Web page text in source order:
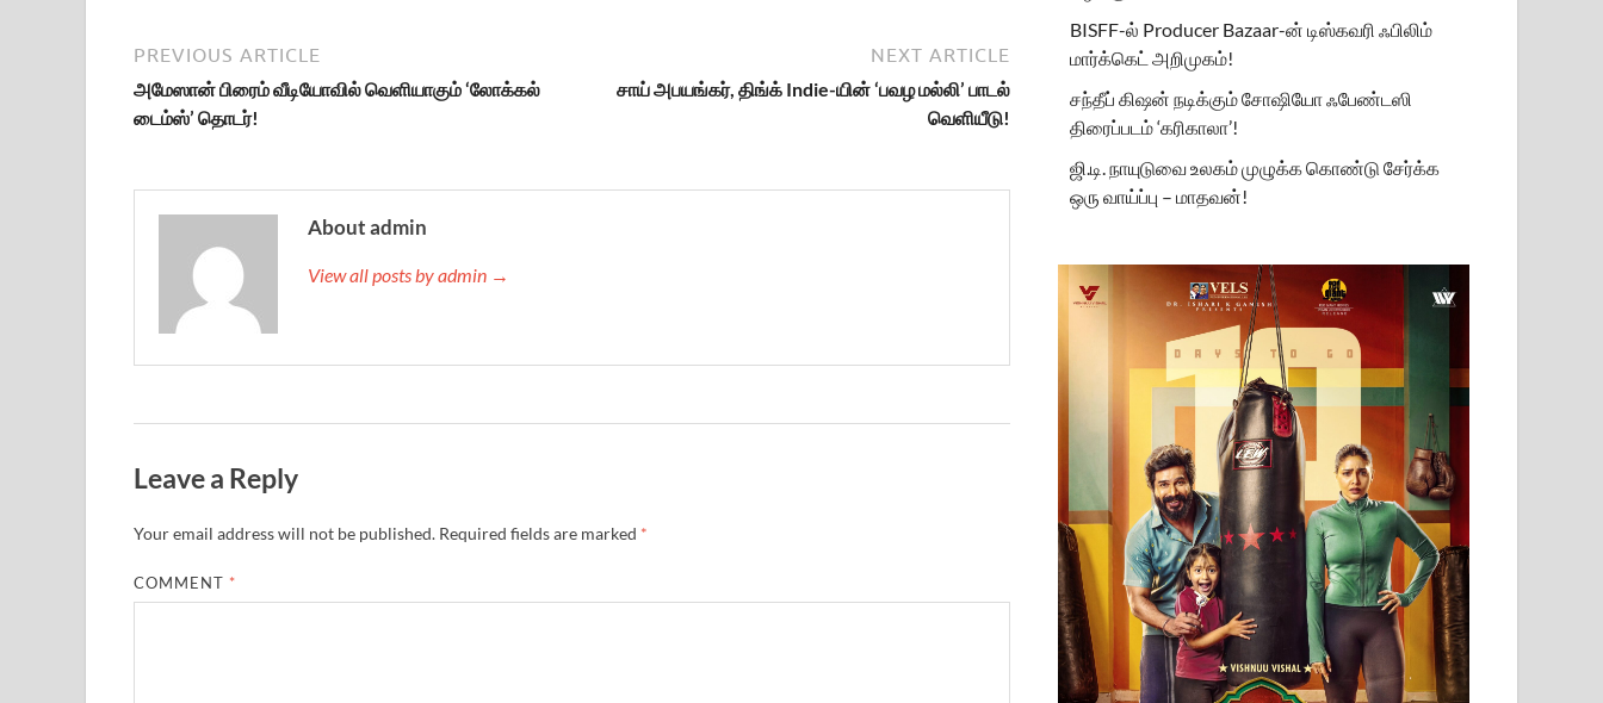
PREVIOUS ARTICLE
அமேஸான் பிரைம் வீடியோவில் வெளியாகும் ‘லோக்கல்
டைம்ஸ்’ தொடர்!
NEXT ARTICLE
சாய் அபயங்கர், திங்க் Indie-யின் ‘பவழ மல்லி’ பாடல்
வெளியீடு!
About admin
View all posts by admin →
Leave a Reply
Your email address will not be published. Required fields are marked *
COMMENT *
BISFF-ல் Producer Bazaar-ன் டிஸ்கவரி ஃபிலிம்
மார்க்கெட் அறிமுகம்!
சந்தீப் கிஷன் நடிக்கும் சோஷியோ ஃபேண்டஸி
திரைப்படம் ‘கரிகாலா’!
ஜி.டி. நாயுடுவை உலகம் முழுக்க கொண்டு சேர்க்க
ஒரு வாய்ப்பு – மாதவன்!